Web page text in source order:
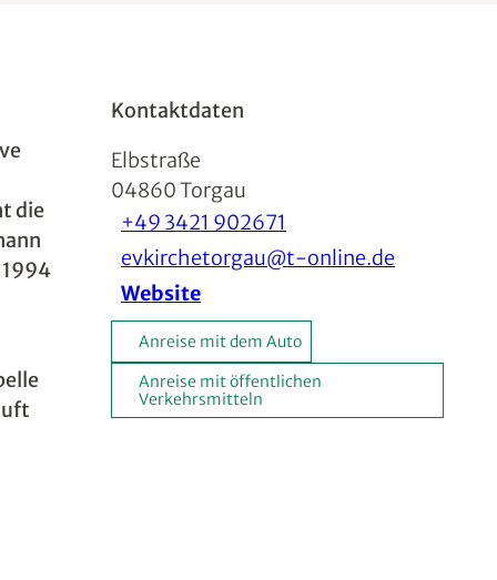
die
Kontaktdaten
Elbstraße
04860Torgau
+49 3421 902671
evkirchetorgau@t-online.de
Website
Anreise mit dem Auto
Anreise mit öffentlichen
Verkehrsmitteln